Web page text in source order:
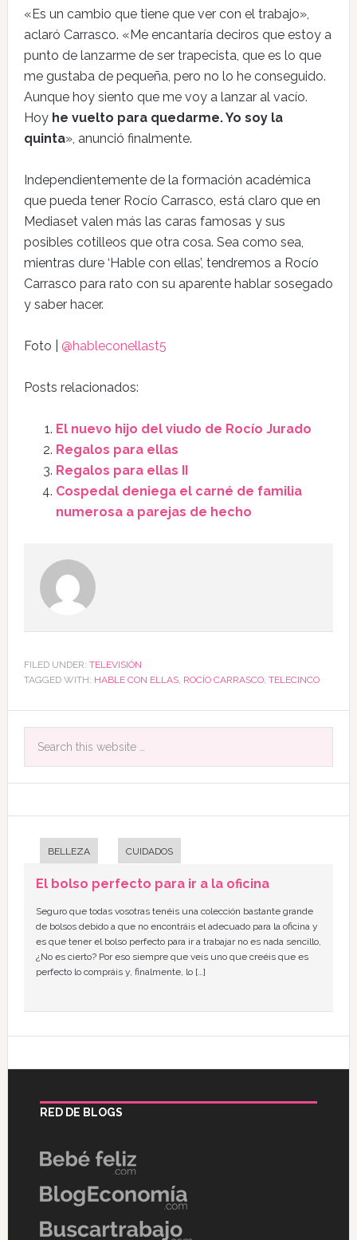
«Es un cambio que tiene que ver con el trabajo»,
aclaró Carrasco. «Me encantaría deciros que estoy a
punto de lanzarme de ser trapecista, que es lo que
me gustaba de pequeña, pero no lo he conseguido.
Aunque hoy siento que me voy a lanzar al vacío.
Hoy he vuelto para quedarme. Yo soy la
quinta», anunció finalmente.
Independientemente de la formación académica
que pueda tener Rocío Carrasco, está claro que en
Mediaset valen más las caras famosas y sus
posibles cotilleos que otra cosa. Sea como sea,
mientras dure ‘Hable con ellas’, tendremos a Rocío
Carrasco para rato con su aparente hablar sosegado
y saber hacer.
Foto | @hableconellast5
Posts relacionados:
El nuevo hijo del viudo de Rocío Jurado
Regalos para ellas
Regalos para ellas II
Cospedal deniega el carné de familia
numerosa a parejas de hecho
FILED UNDER: TELEVISIÓN
TAGGED WITH: HABLE CON ELLAS, ROCÍO CARRASCO, TELECINCO
BELLEZA CUIDADOS
El bolso perfecto para ir a la oficina
Seguro que todas vosotras tenéis una colección bastante grande
de bolsos debido a que no encontráis el adecuado para la oficina y
es que tener el bolso perfecto para ir a trabajar no es nada sencillo,
¿No es cierto? Por eso siempre que veis uno que creéis que es
perfecto lo compráis y, finalmente, lo […]
RED DE BLOGS